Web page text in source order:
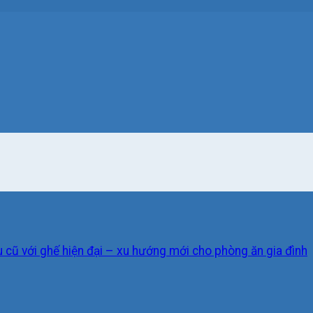
cũ với ghế hiện đại – xu hướng mới cho phòng ăn gia đình